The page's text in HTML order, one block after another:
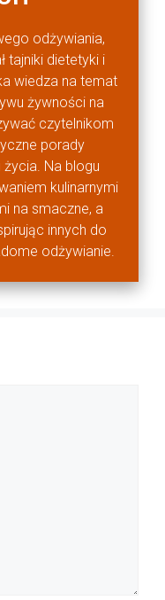
odżywiania,
tajniki dietetyki i
wiedza na temat
żywności na
czytelnikom
porady
Na blogu
kulinarnymi
na smaczne, a
innych do
odżywianie.